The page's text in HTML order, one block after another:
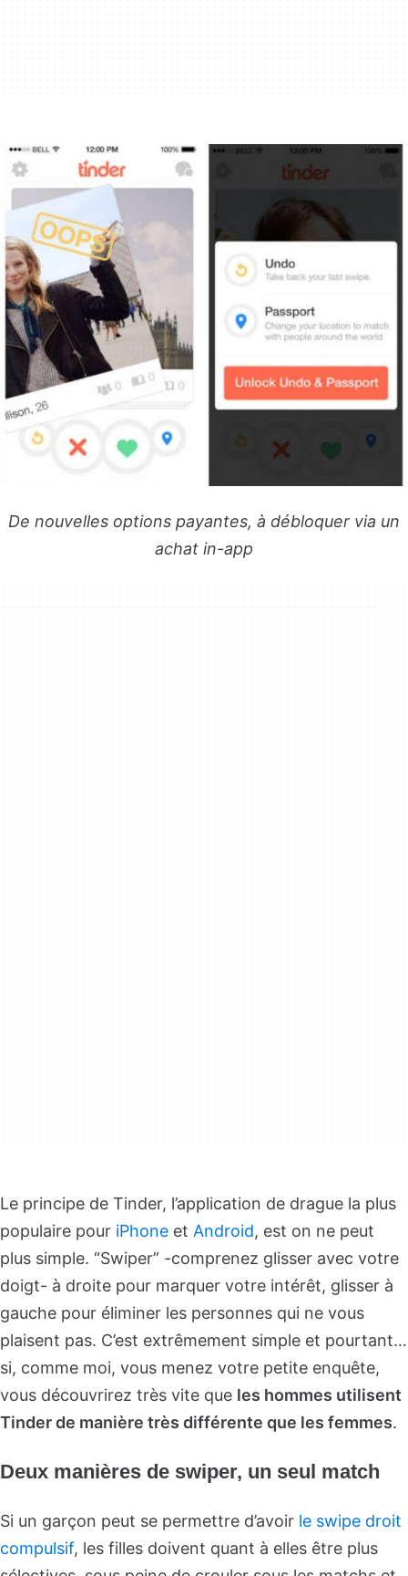
De nouvelles options payantes, à débloquer via un
achat in-app
Le principe de Tinder, l’application de drague la plus
populaire pour iPhone et Android, est on ne peut
plus simple. “Swiper” -comprenez glisser avec votre
doigt- à droite pour marquer votre intérêt, glisser à
gauche pour éliminer les personnes qui ne vous
plaisent pas. C’est extrêmement simple et pourtant…
si, comme moi, vous menez votre petite enquête,
vous découvrirez très vite que les hommes utilisent
Tinder de manière très différente que les femmes.
Deux manières de swiper, un seul match
Si un garçon peut se permettre d’avoir le swipe droit
compulsif, les filles doivent quant à elles être plus